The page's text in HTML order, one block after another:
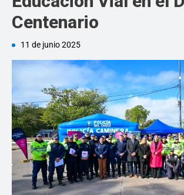
Centenario
11 de junio 2025